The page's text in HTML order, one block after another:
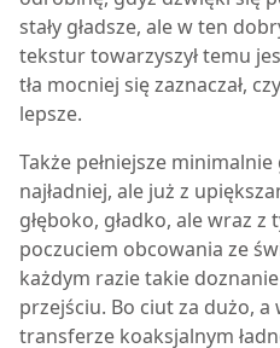
stały gładsze, ale w ten
tekstur towarzyszył temu
tła mocniej się zaznaczał,
lepsze.
Także pełniejsze
najładniej, ale już z
głęboko, gładko, ale wraz z
poczuciem obcowania ze
każdym razie takie
przejściu. Bo ciut za dużo,
transferze koaksjalnym